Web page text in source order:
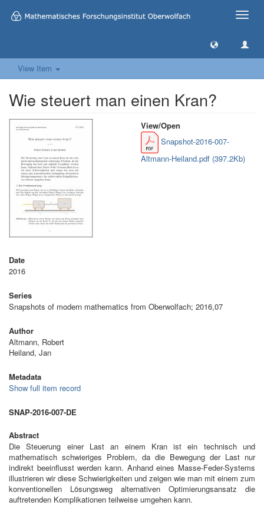
Toggle
View Item
Wie steuert man einen Kran?
View/Open
Snapshot-2016-007-
Altmann-Heiland.pdf (397.2Kb)
Date
2016
Series
Snapshots of modern mathematics from Oberwolfach; 2016,07
Author
Altmann, Robert
Heiland, Jan
Metadata
Show full item record
SNAP-2016-007-DE
Abstract
Die Steuerung einer Last an einem Kran ist ein technisch und
mathematisch schwieriges Problem, da die Bewegung der Last nur
indirekt beeinflusst werden kann. Anhand eines Masse-Feder-Systems
illustrieren wir diese Schwierigkeiten und zeigen wie man mit einem zum
konventionellen Lösungsweg alternativen Optimierungsansatz die
auftretenden Komplikationen teilweise umgehen kann.